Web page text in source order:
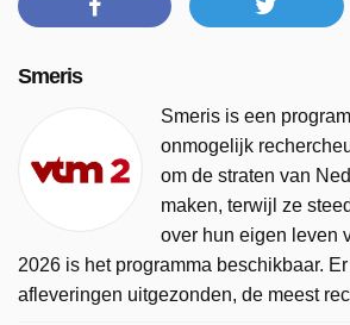
Smeris
Smeris is een
onmogelijk
om de straten van
maken, terwijl ze
over hun eigen leven
2026 is het programma beschikbaar.
afleveringen uitgezonden, de meest